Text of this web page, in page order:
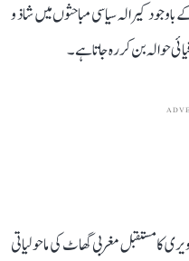
کیرالہ سیاسی مباحثوں میں شاذ و
حوالہ بن کر رہ جاتا ہے۔
کا مستقبل مغربی گھاٹ کی ماحولیاتی